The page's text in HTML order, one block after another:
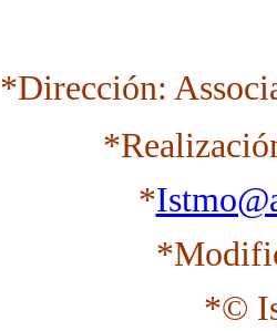
*Dirección:
*
*©